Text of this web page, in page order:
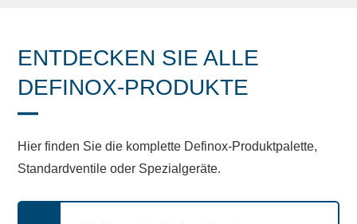
ENTDECKEN SIE ALLE
DEFINOX-PRODUKTE
Hier finden Sie die komplette Definox-Produktpalette,
Standardventile oder Spezialgeräte.